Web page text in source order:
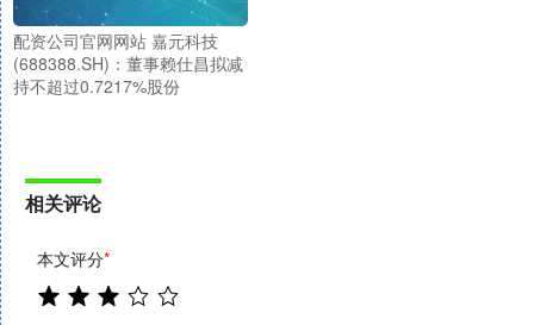
配资公司官网网站 嘉元科技
(688388.SH)：董事赖仕昌拟减
持不超过0.7217%股份
相关评论
本文评分*